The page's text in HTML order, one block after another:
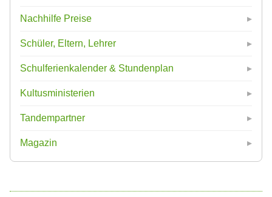
Nachhilfe Preise
Schüler, Eltern, Lehrer
Schulferienkalender & Stundenplan
Kultusministerien
Tandempartner
Magazin